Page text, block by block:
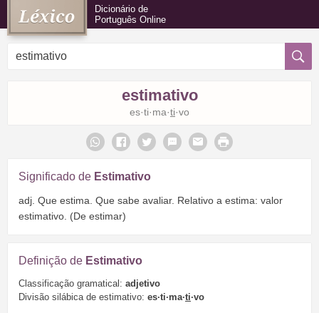
Dicionário de
Português Online
estimativo
es·ti·ma·ti·vo
Significado de Estimativo
adj. Que estima. Que sabe avaliar. Relativo a estima: valor
estimativo. (De estimar)
Definição de Estimativo
Classificação gramatical: adjetivo
Divisão silábica de estimativo: es·ti·ma·ti·vo